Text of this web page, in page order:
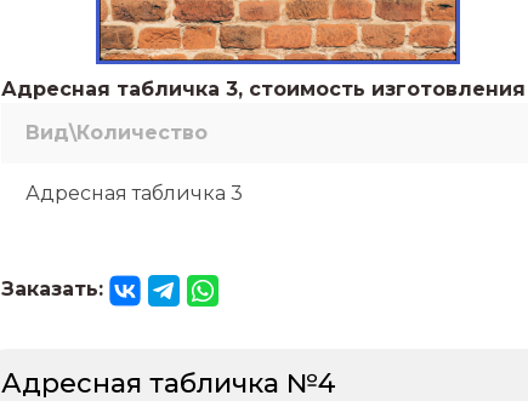
Адресная табличка 3, стоимость изготовления
Вид\Количество
Адресная табличка 3
Заказать:
Адресная табличка №4